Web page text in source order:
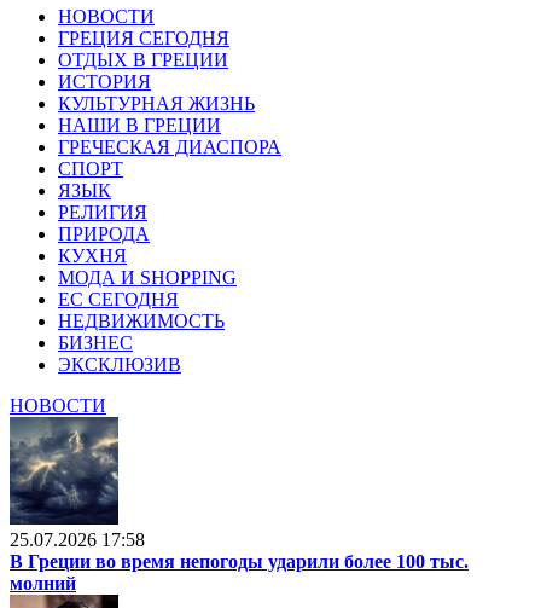
НОВОСТИ
ГРЕЦИЯ СЕГОДНЯ
ОТДЫХ В ГРЕЦИИ
ИСТОРИЯ
КУЛЬТУРНАЯ ЖИЗНЬ
НАШИ В ГРЕЦИИ
ГРЕЧЕСКАЯ ДИАСПОРА
СПОРТ
ЯЗЫК
РЕЛИГИЯ
ПРИРОДА
КУХНЯ
МОДА И SHOPPING
ЕС СЕГОДНЯ
НЕДВИЖИМОСТЬ
БИЗНЕС
ЭКСКЛЮЗИВ
НОВОСТИ
25.07.2026 17:58
В Греции во время непогоды ударили более 100 тыс.
молний